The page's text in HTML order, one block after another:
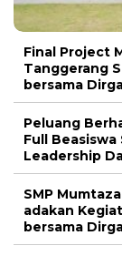
Final Project
Tanggerang
bersama
Peluang
Full Beasiswa
Leadership
SMP
adakan
bersama